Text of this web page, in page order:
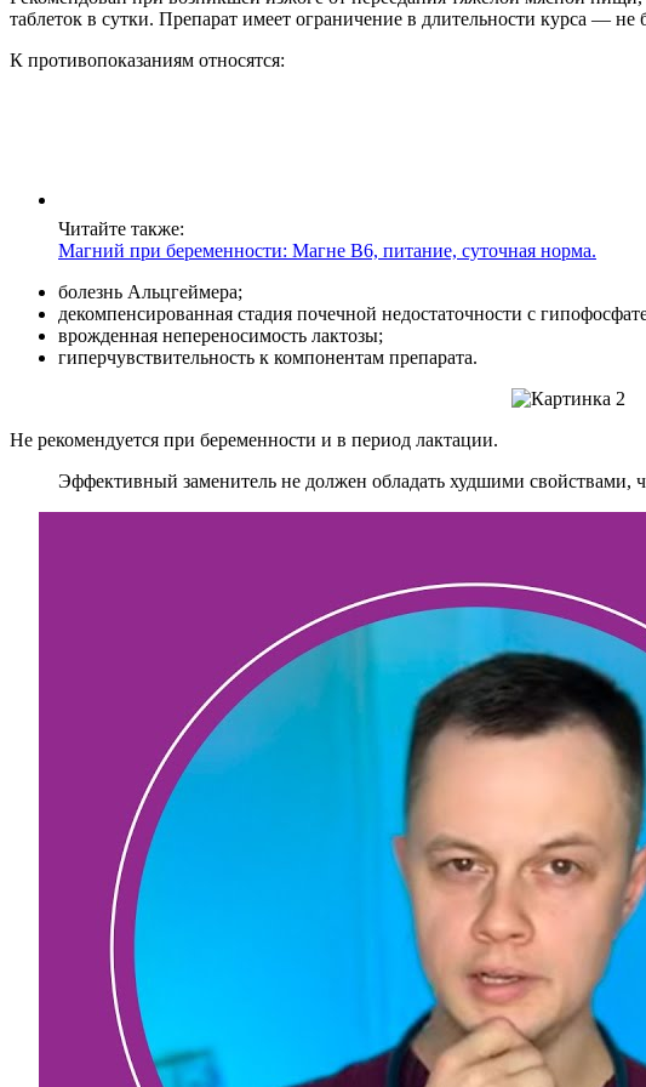
таблеток в сутки. Препарат имеет ограничение в длительности курса — не
К противопоказаниям относятся:
Читайте также:
Магний при беременности: Магне В6, питание, суточная норма.
болезнь Альцгеймера;
декомпенсированная стадия почечной недостаточности с
врожденная непереносимость лактозы;
гиперчувствительность к компонентам препарата.
Не рекомендуется при беременности и в период лактации.
Эффективный заменитель не должен обладать худшими свойствами,